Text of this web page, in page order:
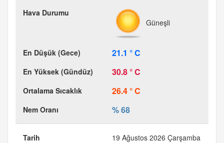
Güneşli
21.1 ° C
30.8 ° C
26.4 ° C
% 68
19 Ağustos 2026 Çarşamba